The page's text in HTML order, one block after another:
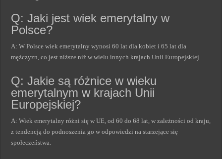
Q: Jaki jest wiek emerytalny w
Polsce?
A: W Polsce wiek emerytalny wynosi 60 lat dla kobiet i 65 lat dla
mężczyzn, co jest niższe niż w wielu innych krajach Unii Europejskiej.
Q: Jakie są różnice w wieku
emerytalnym w krajach Unii
Europejskiej?
A: Wiek emerytalny różni się w UE, od 60 do 68 lat, w zależności od kraju,
z tendencją do podnoszenia go w odpowiedzi na starzejące się
społeczeństwa.